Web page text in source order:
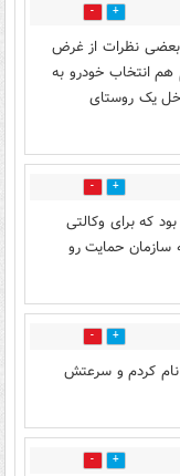
1
بعضی نظرات از غرض
انتخاب خودرو به
یک روستای
0
که برای وکالتی
سازمان حمایت رو
0
۳۰ ثانیه ثبت نام کردم و سرعتش
0